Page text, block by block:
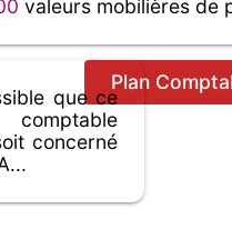
valeurs mobilières de
Plan
que ce
concerné